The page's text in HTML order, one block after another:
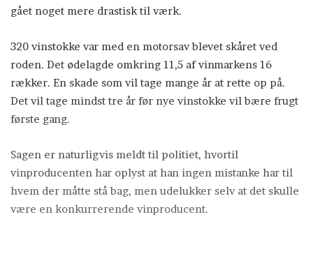
gået noget mere drastisk til værk.
320 vinstokke var med en motorsav blevet skåret ved
roden. Det ødelagde omkring 11,5 af vinmarkens 16
rækker. En skade som vil tage mange år at rette op på.
Det vil tage mindst tre år før nye vinstokke vil bære frugt
første gang.
Sagen er naturligvis meldt til politiet, hvortil
vinproducenten har oplyst at han ingen mistanke har til
hvem der måtte stå bag, men udelukker selv at det skulle
være en konkurrerende vinproducent.